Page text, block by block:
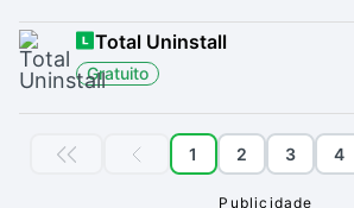
Total Uninstall
Gratuito
1 2 3 4